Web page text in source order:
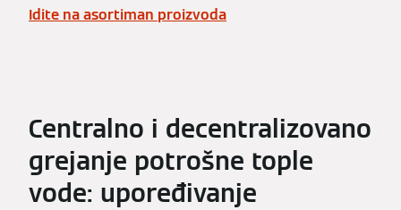
Idite na asortiman proizvoda
Centralno i decentralizovano
grejanje potrošne tople
vode: upoređivanje